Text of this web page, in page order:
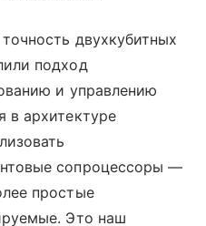
двухкубитных
подход
и управлению
в архитектуре
сопроцессоры —
простые
Это наш